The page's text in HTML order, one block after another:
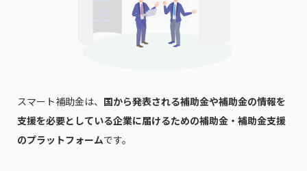
スマート補助金は、 国から発表される補助金や補助金の情報を
支援を必要としている企業に届けるための補助金・補助金支援
のプラットフォームです。